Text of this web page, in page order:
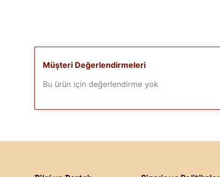
Müşteri Değerlendirmeleri
Bu ürün için değerlendirme yok